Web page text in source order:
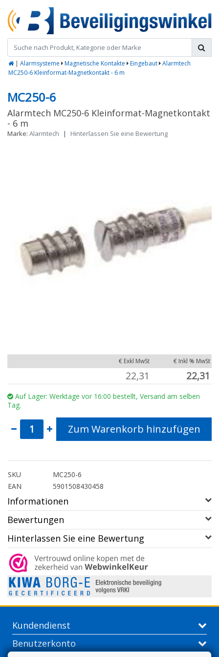
| Alarmsysteme Magnetische Kontakte Eingebaut Alarmtech
MC250-6 Kleinformat-Magnetkontakt - 6 m
MC250-6
Alarmtech MC250-6 Kleinformat-Magnetkontakt
- 6 m
Marke: Alarmtech | Hinterlassen Sie eine Bewertung
€ Exkl MwSt € Inkl % MwSt
22,31 22,31
Auf Lager: Werktage vor 16:00 bestellt, Versand am selben
Tag.
Zum Warenkorb hinzufügen
SKU
MC250-6
EAN
5901508430458
Informationen
Bewertungen
Hinterlassen Sie eine Bewertung
Kundendienst
Benutzerkonto